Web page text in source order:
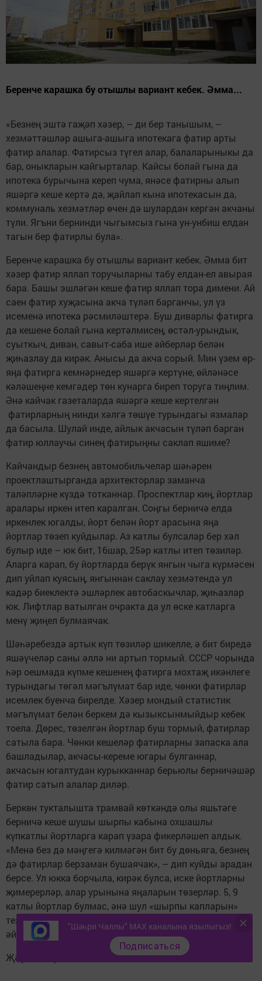
Беренче карашка бу отышлы вариант кебек. Әмма...
«Безнең эштә гаҗәп хәзер, – ди бер танышым, –
хезмәттәшләр ашыга-ашыга ипотекага фатир арты
фатир алалар. Фатирсыз түгел алар, балаларыныкы да
бар, оныкларын кайгырталар. Кайсы болай гына да
ипотека бурычына кереп чума, янәсе фатирны алып
яшәргә кеше кертә дә, җайлап кына ипотекасын да,
коммуналь хезмәтләр өчен дә шулардан кергән акчаны
түли. Ягъни бернинди чыгымсыз гына ун-унбиш елдан
тагын бер фатирлы була».
Беренче карашка бу отышлы вариант кебек. Әмма бит
хәзер фатир яллап торучыларны табу елдан-ел авырая
бара. Башы эшләгән кеше фатир яллап тора димени. Ай
саен фатир хуҗасына акча түләп барганчы, ул үз
исеменә ипотека рәсмиләштерә. Буш диварлы фатирга
да кешене болай гына кертәлмисең, өстәл-урындык,
суыткыч, диван, савыт-саба ише әйберләр белән
җиһазлау да кирәк. Анысы да акча сорый. Мин үзем өр-
яңа фатирга кемнәрнедер яшәргә кертүне, өйләнәсе
кәләшеңне кемгәдер төн кунарга биреп торуга тиңлим.
Әнә кайчак газеталарда яшәргә кеше кертелгән
фатирларның нинди хәлгә төшүе турындагы язмалар
да басыла. Шулай инде, айлык акчасын түләп барган
фатир юллаучы синең фатирыңны саклап яшиме?
Кайчандыр безнең автомобильчеләр шәһәрен
проектлаштырганда архитекторлар заманча
таләпләрне күздә тотканнар. Проспектлар киң, йортлар
аралары иркен итеп каралган. Соңгы берничә елда
иркенлек югалды, йорт белән йорт арасына яңа
йортлар төзеп куйдылар. Аз катлы булсалар бер хәл
булыр иде – юк бит, 16шар, 25әр катлы итеп төзиләр.
Аларга карап, бу йортларда берүк янгын чыга күрмәсен
дип уйлап куясың, янгыннан саклау хезмәтендә ул
кадәр биеклектә эшләрлек автобаскычлар, җиһазлар
юк. Лифтлар ватылган очракта да ул өске катларга
менү җиңел булмаячак.
Шәһәребездә артык күп төзиләр шикелле, ә бит биредә
яшәүчеләр саны әллә ни артып тормый. СССР чорында
һәр оешмада күпме кешенең фатирга мохтаҗ икәнлеге
турындагы төгәл мәгълүмат бар иде, чөнки фатирлар
исемлек буенча бирелде. Хәзер мондый статистик
мәгълүмат белән беркем дә кызыксынмыйдыр кебек
тоела. Дөрес, төзелгән йортлар буш тормый, фатирлар
сатыла бара. Чөнки кешеләр фатирларны запаска ала
башладылар, акчасы-кереме югары булганнар,
акчасын югалтудан курыкканнар берьюлы берничәшәр
фатир сатып алалар диләр.
Беркөн тукталышта трамвай көткәндә олы яшьтәге
берничә кеше шушы шырпы кабына охшашлы
күпкатлы йортларга карап үзара фикерләшеп алдык.
«Менә без дә мәңгегә килмәгән бит бу дөньяга, безнең
дә фатирлар берзаман бушаячак», – дип куйды арадан
берсе. Ул юкка борчыла, кирәк булса, иске йортларны
җимерерләр, алар урынына яңаларын төзерләр. 5, 9
катлы йортлар булмас, әнә шул «шырпы капларын»
тезәрләр. Йортлар төзелеше бик керемле тармакка
әйләнеп бара бит.
Җәүдәт Харисов.
"Шәһри Чаллы" MAX каналына язылыгыз!
Подписаться